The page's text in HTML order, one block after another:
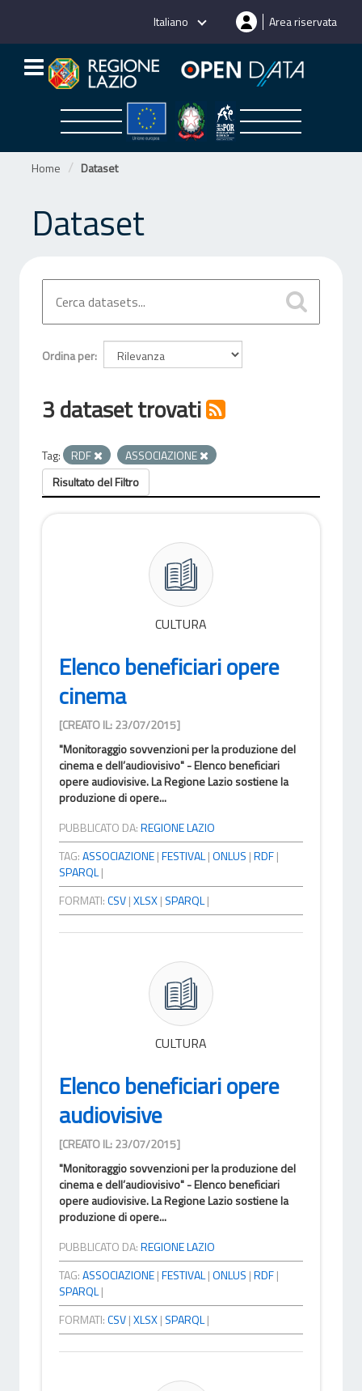
Italiano Area riservata
Home Dataset
Dataset
Ordina per
3 dataset trovati
Tag: RDF
ASSOCIAZIONE
Risultato del Filtro
CULTURA
Elenco beneficiari opere
cinema
[CREATO IL: 23/07/2015]
"Monitoraggio sovvenzioni per la produzione del
cinema e dell’audiovisivo" - Elenco beneficiari
opere audiovisive. La Regione Lazio sostiene la
produzione di opere...
PUBBLICATO DA:REGIONE LAZIO
TAG:ASSOCIAZIONE|FESTIVAL|ONLUS |RDF|
SPARQL|
FORMATI:CSV|XLSX| SPARQL|
CULTURA
Elenco beneficiari opere
audiovisive
[CREATO IL: 23/07/2015]
"Monitoraggio sovvenzioni per la produzione del
cinema e dell’audiovisivo" - Elenco beneficiari
opere audiovisive. La Regione Lazio sostiene la
produzione di opere...
PUBBLICATO DA:REGIONE LAZIO
TAG:ASSOCIAZIONE|FESTIVAL|ONLUS |RDF|
SPARQL|
FORMATI:CSV|XLSX| SPARQL|